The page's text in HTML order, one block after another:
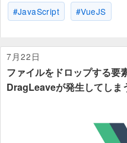
JavaScript VueJS
7月22日
ファイルをドロップする要
DragLeaveが発生してしま